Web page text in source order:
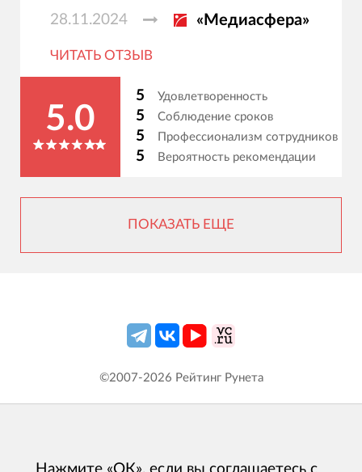
28.11.2024 «Медиасфера»
ЧИТАТЬ ОТЗЫВ
5.0
5 Удовлетворенность
5 Соблюдение сроков
5 Профессионализм сотрудников
5 Вероятность рекомендации
ПОКАЗАТЬ ЕЩЕ
©2007-2026 Рейтинг Рунета